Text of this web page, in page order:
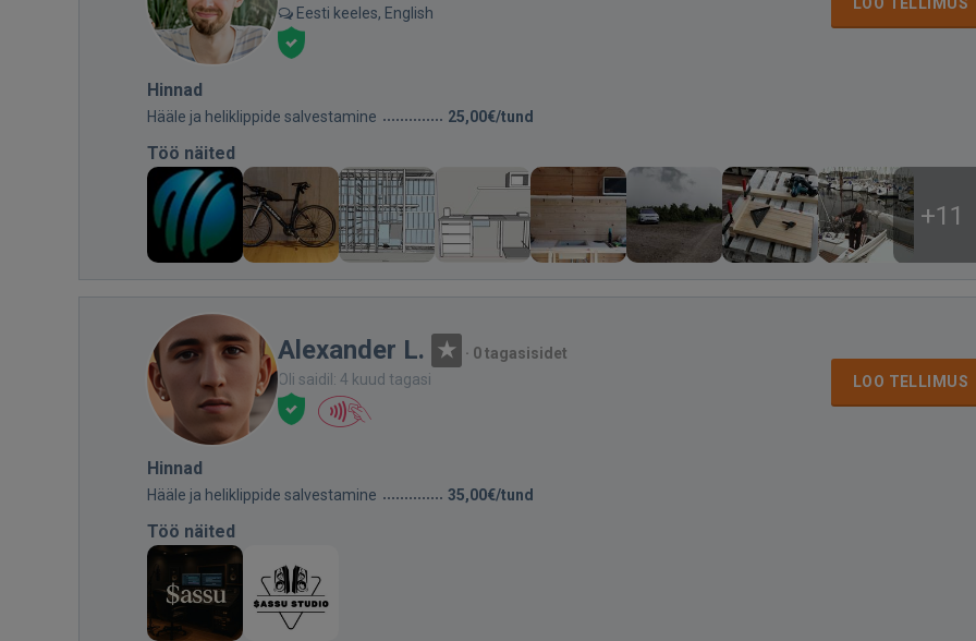
Eesti keeles, English
Hinnad
Hääle ja heliklippide salvestamine 25,00€/tund
Töö näited
+11
Alexander L. · 0 tagasisidet
Oli saidil: 4 kuud tagasi
LOO TELLIMUS
Hinnad
Hääle ja heliklippide salvestamine 35,00€/tund
Töö näited